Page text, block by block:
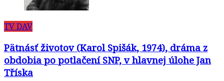
TV DAV
Pätnásť životov (Karol Spišák, 1974), dráma z
obdobia po potlačení SNP, v hlavnej úlohe Jan
Tříska